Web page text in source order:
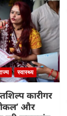
स्वास्थ्य
कारीगर
और